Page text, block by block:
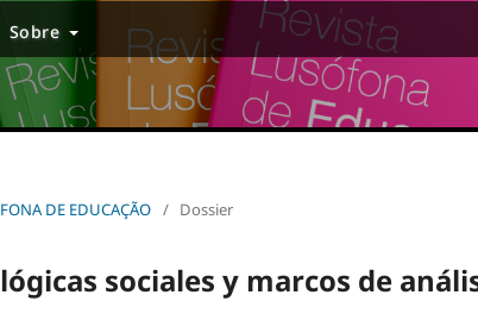
Sobre
DE EDUCAÇÃO / Dossier
sociales y marcos de